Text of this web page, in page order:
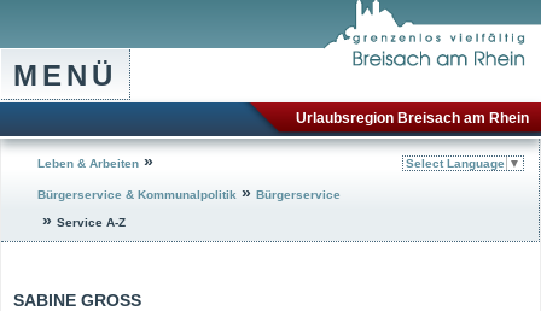
MENÜ
Urlaubsregion Breisach am Rhein
Leben & Arbeiten »
Bürgerservice & Kommunalpolitik » Bürgerservice
» Service A-Z
Select Language ▼
SABINE GROSS